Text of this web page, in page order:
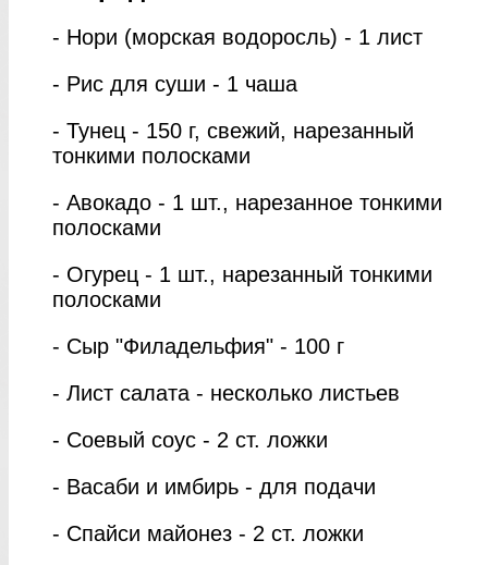
- Нори (морская водоросль) - 1 лист
- Рис для суши - 1 чаша
- Тунец - 150 г, свежий, нарезанный
тонкими полосками
- Авокадо - 1 шт., нарезанное тонкими
полосками
- Огурец - 1 шт., нарезанный тонкими
полосками
- Сыр "Филадельфия" - 100 г
- Лист салата - несколько листьев
- Соевый соус - 2 ст. ложки
- Васаби и имбирь - для подачи
- Спайси майонез - 2 ст. ложки